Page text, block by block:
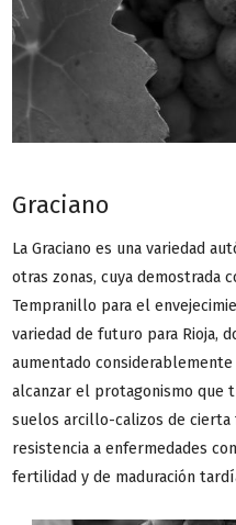
Graciano
La Graciano es una variedad
otras zonas, cuya demostrada
Tempranillo para el
variedad de futuro para Rioja,
aumentado
alcanzar el protagonismo que
suelos arcillo-calizos de
resistencia a enfermedades
fertilidad y de maduración